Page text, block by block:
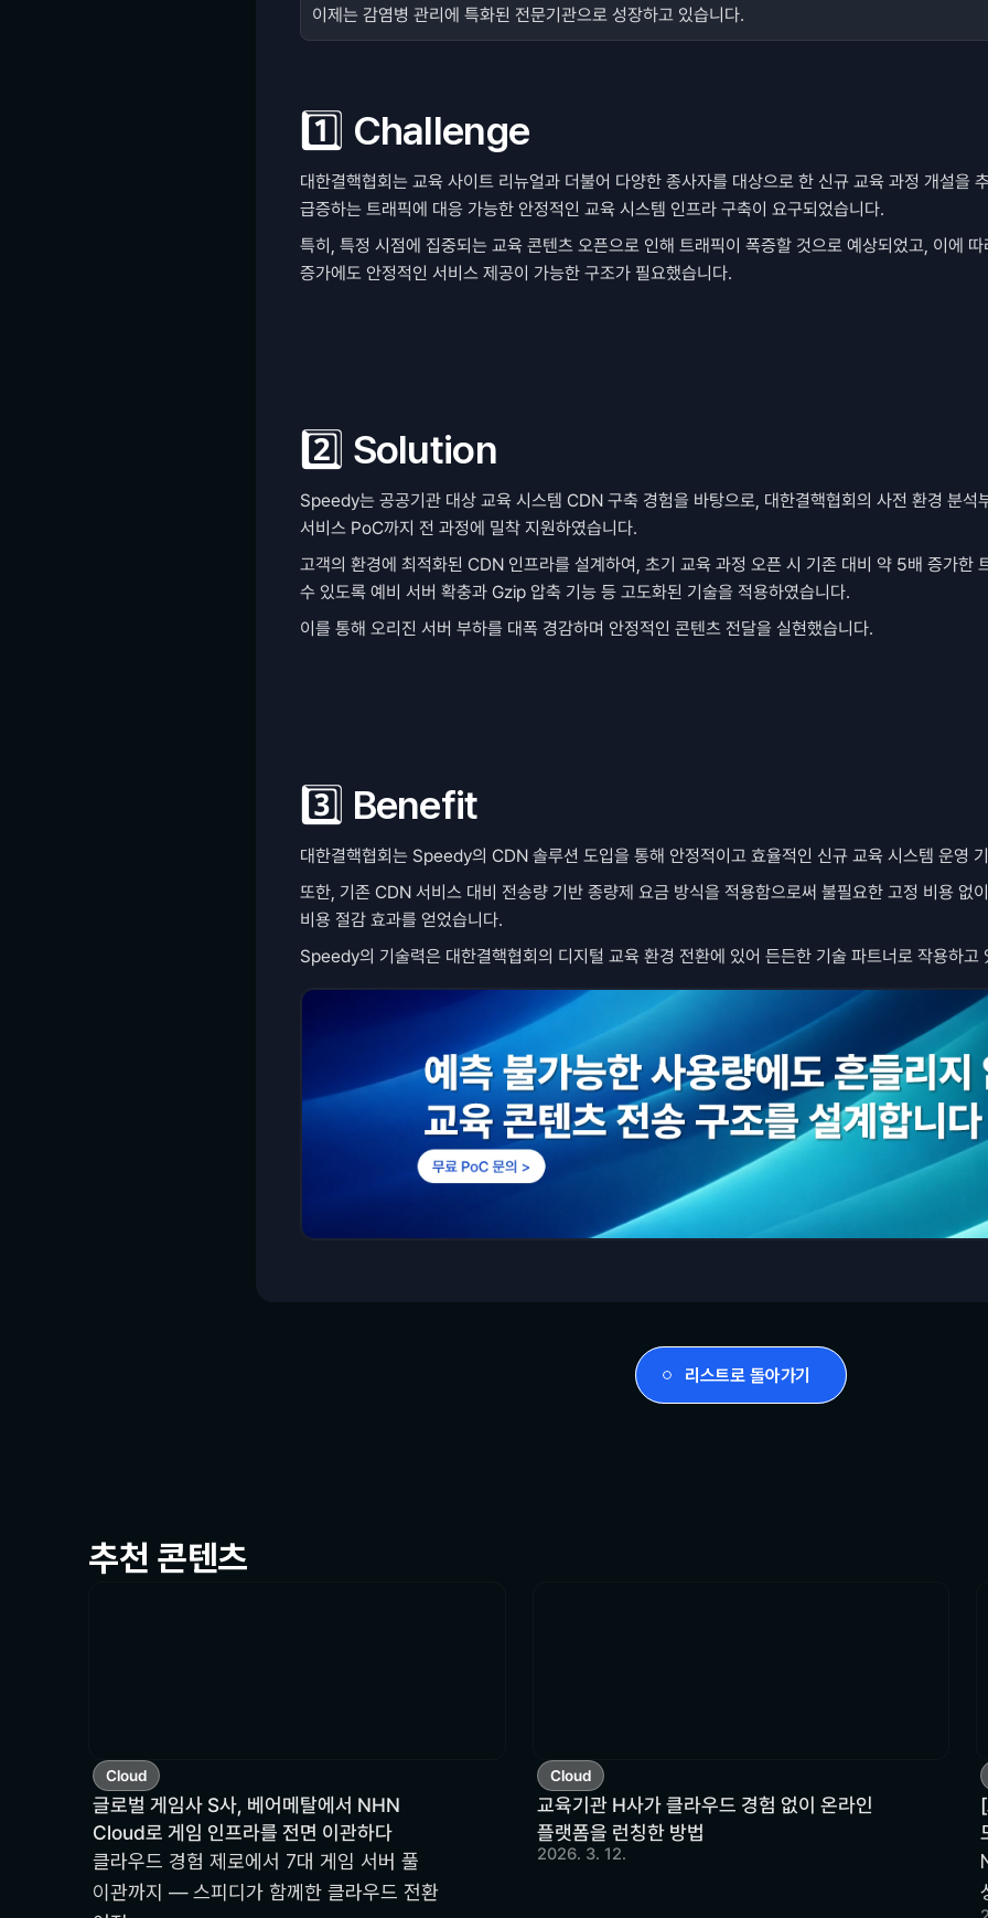
이제는 감염병 관리에 특화된 전문기관으로 성장하고 있습니다.
1️⃣ Challenge
대한결핵협회는 교육 사이트 리뉴얼과 더불어 다양한 종사자를 대상으로 한 신규 교육 과정 개설을
급증하는 트래픽에 대응 가능한 안정적인 교육 시스템 인프라 구축이 요구되었습니다.
특히, 특정 시점에 집중되는 교육 콘텐츠 오픈으로 인해 트래픽이 폭증할 것으로 예상되었고, 이에
증가에도 안정적인 서비스 제공이 가능한 구조가 필요했습니다.
2️⃣ Solution
Speedy는 공공기관 대상 교육 시스템 CDN 구축 경험을 바탕으로, 대한결핵협회의 사전 환경 분석
서비스 PoC까지 전 과정에 밀착 지원하였습니다.
고객의 환경에 최적화된 CDN 인프라를 설계하여, 초기 교육 과정 오픈 시 기존 대비 약 5배 증가한
수 있도록 예비 서버 확충과 Gzip 압축 기능 등 고도화된 기술을 적용하였습니다.
이를 통해 오리진 서버 부하를 대폭 경감하며 안정적인 콘텐츠 전달을 실현했습니다.
3️⃣ Benefit
대한결핵협회는 Speedy의 CDN 솔루션 도입을 통해 안정적이고 효율적인 신규 교육 시스템 운영
또한, 기존 CDN 서비스 대비 전송량 기반 종량제 요금 방식을 적용함으로써 불필요한 고정 비용 없
비용 절감 효과를 얻었습니다.
Speedy의 기술력은 대한결핵협회의 디지털 교육 환경 전환에 있어 든든한 기술 파트너로 작용하고
리스트로 돌아가기
추천 콘텐츠
Cloud
글로벌 게임사 S사, 베어메탈에서 NHN
Cloud로 게임 인프라를 전면 이관하다
클라우드 경험 제로에서 7대 게임 서버 풀
이관까지 — 스피디가 함께한 클라우드 전환
Cloud
교육기관 H사가 클라우드 경험 없이 온라인
플랫폼을 런칭한 방법
2026. 3. 12.